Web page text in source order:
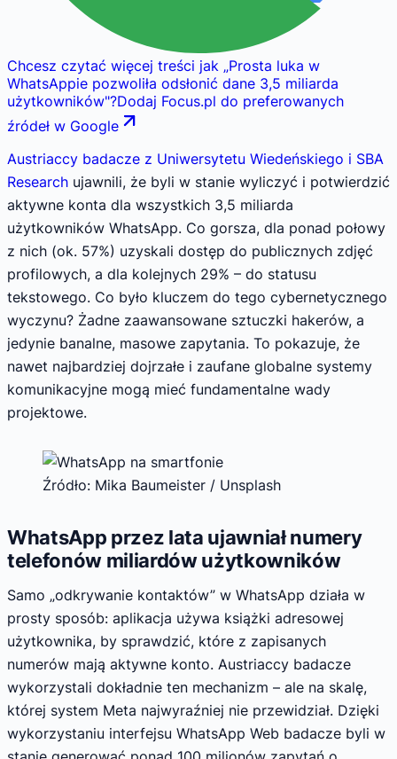
Chcesz czytać więcej treści jak „Prosta luka w
WhatsAppie pozwoliła odsłonić dane 3,5 miliarda
użytkowników"?Dodaj Focus.pl do preferowanych
źródeł w Google
Austriaccy badacze z Uniwersytetu Wiedeńskiego i SBA
Research ujawnili, że byli w stanie wyliczyć i potwierdzić
aktywne konta dla wszystkich 3,5 miliarda
użytkowników WhatsApp. Co gorsza, dla ponad połowy
z nich (ok. 57%) uzyskali dostęp do publicznych zdjęć
profilowych, a dla kolejnych 29% – do statusu
tekstowego. Co było kluczem do tego cybernetycznego
wyczynu? Żadne zaawansowane sztuczki hakerów, a
jedynie banalne, masowe zapytania. To pokazuje, że
nawet najbardziej dojrzałe i zaufane globalne systemy
komunikacyjne mogą mieć fundamentalne wady
projektowe.
Źródło: Mika Baumeister / Unsplash
WhatsApp przez lata ujawniał numery
telefonów miliardów użytkowników
Samo „odkrywanie kontaktów” w WhatsApp działa w
prosty sposób: aplikacja używa książki adresowej
użytkownika, by sprawdzić, które z zapisanych
numerów mają aktywne konto. Austriaccy badacze
wykorzystali dokładnie ten mechanizm – ale na skalę,
której system Meta najwyraźniej nie przewidział. Dzięki
wykorzystaniu interfejsu WhatsApp Web badacze byli w